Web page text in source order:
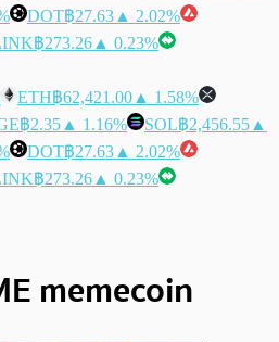
DOT฿27.63 ▲ 2.02%
฿273.26 ▲ 0.23%
ETH฿62,421.00 ▲ 1.58%
฿2.35 ▲ 1.16% SOL฿2,456.55 ▲
DOT฿27.63 ▲ 2.02%
฿273.26 ▲ 0.23%
memecoin